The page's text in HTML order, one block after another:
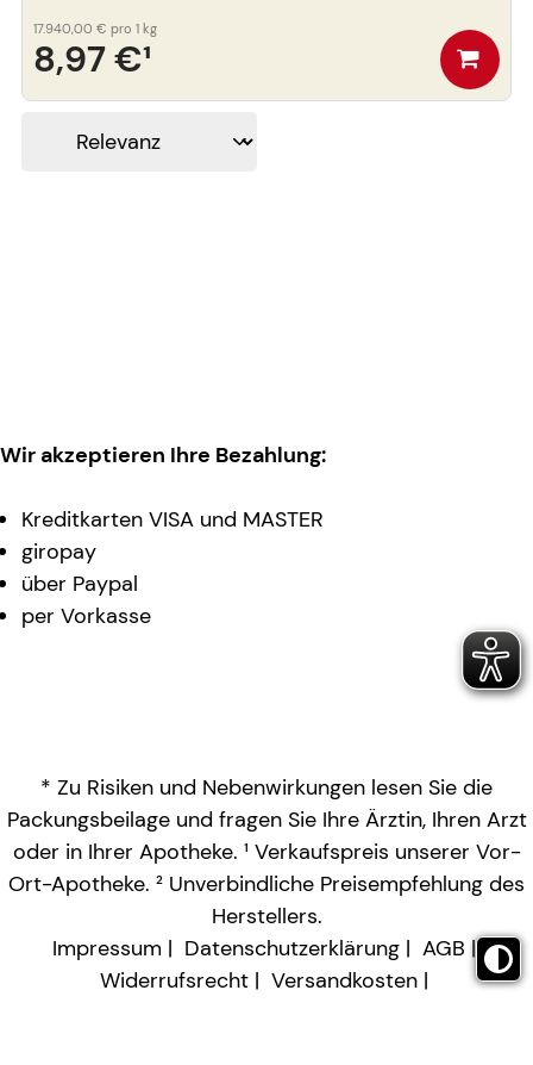
8,97 €¹
17.940,00 € pro 1 kg
Wir akzeptieren Ihre Bezahlung:
Kreditkarten VISA und MASTER
giropay
über Paypal
per Vorkasse
* Zu Risiken und Nebenwirkungen lesen Sie die
Packungsbeilage und fragen Sie Ihre Ärztin, Ihren Arzt
oder in Ihrer Apotheke. ¹ Verkaufspreis unserer Vor-
Ort-Apotheke. ² Unverbindliche Preisempfehlung des
Herstellers.
Impressum
Datenschutzerklärung
AGB
Widerrufsrecht
Versandkosten